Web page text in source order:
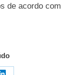
de acordo com